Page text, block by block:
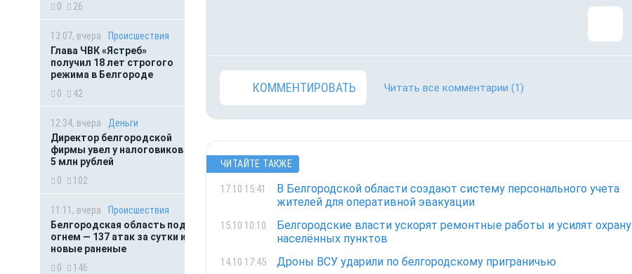
0
26
13:07, вчера
Происшествия
Глава ЧВК «Ястреб»
получил 18 лет строгого
режима в Белгороде
0
42
12:34, вчера
Деньги
Директор белгородской
фирмы увел у налоговиков
5 млн рублей
0
102
11:11, вчера
Происшествия
Белгородская область под
огнем — 137 атак за сутки и
новые раненые
0
146
КОММЕНТИРОВАТЬ Читать все комментарии (1)
ЧИТАЙТЕ ТАКЖЕ
17.10 15:41
В Белгородской области создают систему персонального учета
жителей для оперативной эвакуации
15.10 10:10
Белгородские власти ускорят ремонтные работы и усилят охрану
населённых пунктов
14.10 17:45 Дроны ВСУ ударили по белгородскому приграничью